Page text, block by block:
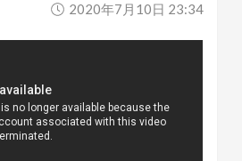
2020年7月10日 23:34